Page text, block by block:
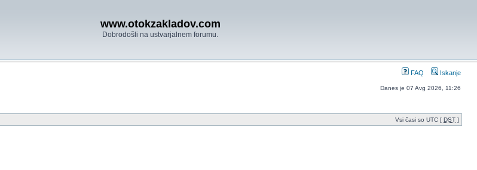
www.otokzakladov.com
Dobrodošli na ustvarjalnem forumu.
FAQ Iskanje
Danes je 07 Avg 2026, 11:26
Vsi časi so UTC [ DST ]